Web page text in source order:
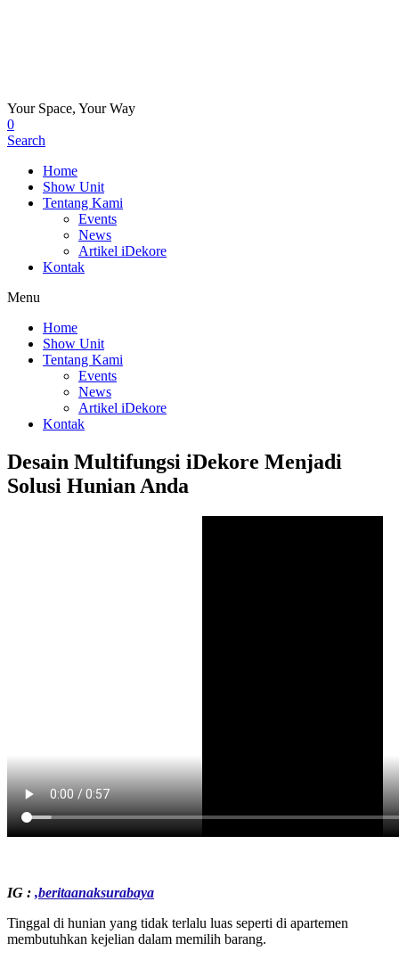
Your Space, Your Way
0
Search
Home
Show Unit
Tentang Kami
Events
News
Artikel iDekore
Kontak
Menu
Home
Show Unit
Tentang Kami
Events
News
Artikel iDekore
Kontak
Desain Multifungsi iDekore Menjadi
Solusi Hunian Anda
IG : ,beritaanaksurabaya
Tinggal di hunian yang tidak terlalu luas seperti di apartemen
membutuhkan kejelian dalam memilih barang.